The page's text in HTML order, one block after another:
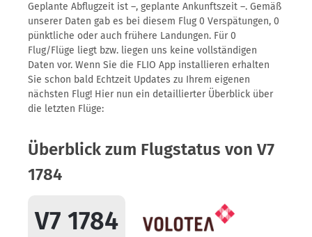
Geplante Abflugzeit ist –, geplante Ankunftszeit –. Gemäß
unserer Daten gab es bei diesem Flug 0 Verspätungen, 0
pünktliche oder auch frühere Landungen. Für 0
Flug/Flüge liegt bzw. liegen uns keine vollständigen
Daten vor. Wenn Sie die FLIO App installieren erhalten
Sie schon bald Echtzeit Updates zu Ihrem eigenen
nächsten Flug! Hier nun ein detaillierter Überblick über
die letzten Flüge:
Überblick zum Flugstatus von V7
1784
V7 1784